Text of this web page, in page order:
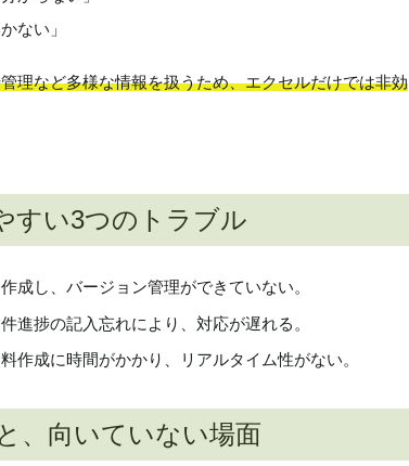
ない」
理など多様な情報を扱うため、エクセルだけでは非効
すい3つのトラブル
成し、バージョン管理ができていない。
進捗の記入忘れにより、対応が遅れる。
作成に時間がかかり、リアルタイム性がない。
、向いていない場面